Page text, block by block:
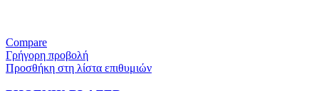
Compare
Γρήγορη προβολή
Προσθήκη στη λίστα επιθυμιών